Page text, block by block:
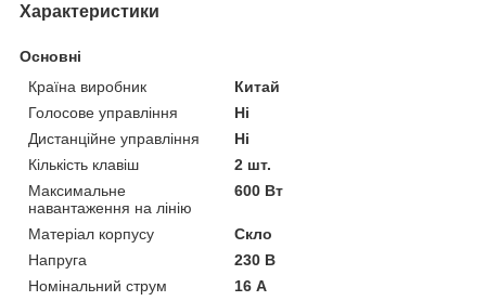
Характеристики
Основні
Країна виробник
Китай
Голосове управління
Ні
Дистанційне управління
Ні
Кількість клавіш
2 шт.
Максимальне
навантаження на лінію
600 Вт
Матеріал корпусу
Скло
Напруга
230 В
Номінальний струм
16 А